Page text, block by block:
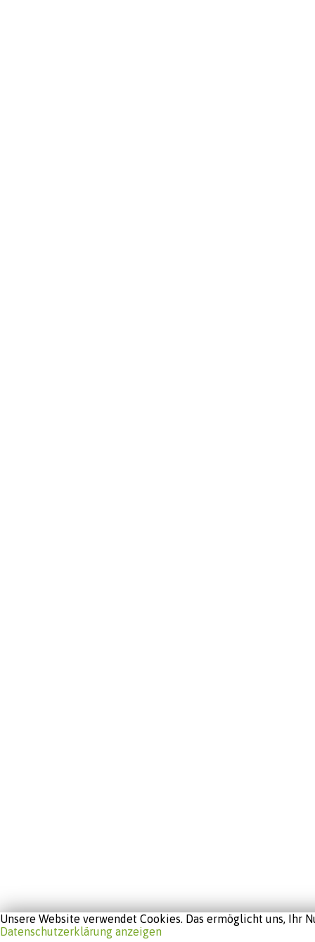
Unsere Website verwendet Cookies. Das ermöglicht uns,
Datenschutzerklärung anzeigen